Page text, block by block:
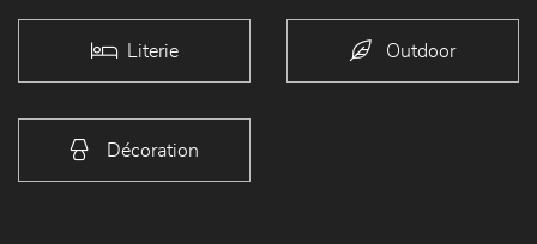
Literie Outdoor
Décoration